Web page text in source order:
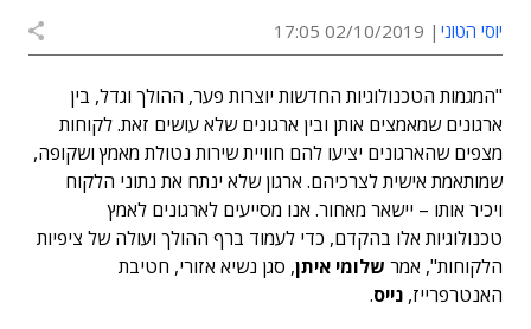
יוסי הטוני 02/10/2019 17:05
"המגמות הטכנולוגיות החדשות יוצרות פער, ההולך וגדל, בין
ארגונים שמאמצים אותן ובין ארגונים שלא עושים זאת. לקוחות
מצפים שהארגונים יציעו להם חוויית שירות נטולת מאמץ ושקופה,
שמותאמת אישית לצרכיהם. ארגון שלא ינתח את נתוני הלקוח
ויכיר אותו – יישאר מאחור. אנו מסייעים לארגונים לאמץ
טכנולוגיות אלו בהקדם, כדי לעמוד ברף ההולך ועולה של ציפיות
הלקוחות", אמר שלומי איתן, סגן נשיא אזורי, חטיבת
האנטרפרייז, נייס.